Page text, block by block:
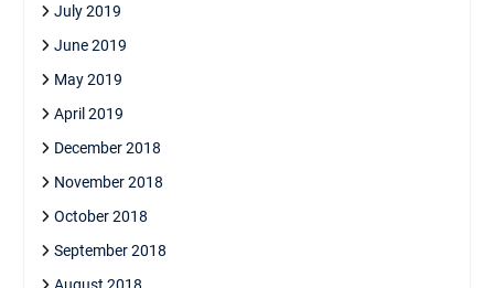
July 2019
June 2019
May 2019
April 2019
December 2018
November 2018
October 2018
September 2018